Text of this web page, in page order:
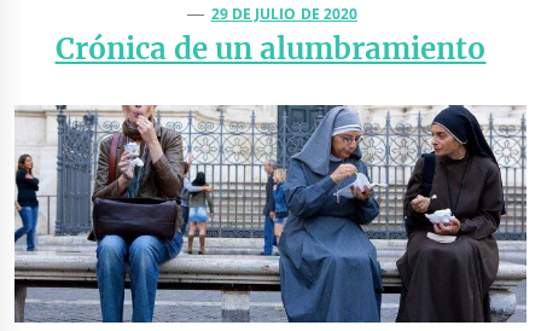
29 DE JULIO DE 2020
Crónica de un alumbramiento